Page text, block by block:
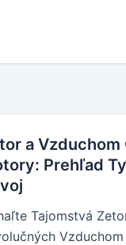
a Vzduchom
Prehľad
Tajomstvá